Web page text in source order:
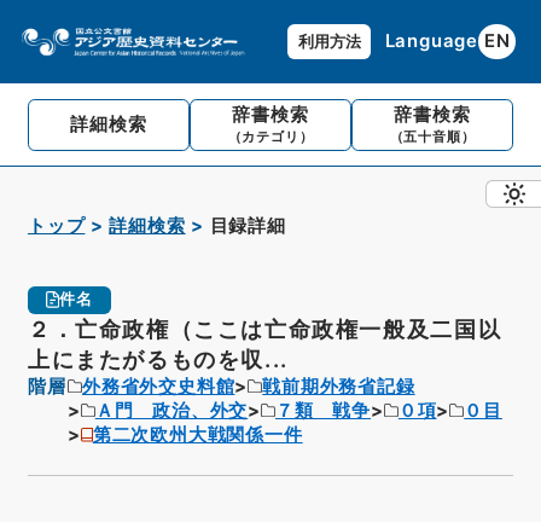
利用方法 Language EN
詳細検索 辞書検索
（カテゴリ）
辞書検索
（五十音順）
トップ 詳細検索 目録詳細
件名
２．亡命政権（ここは亡命政権一般及二国以
上にまたがるものを収...
階層 外務省外交史料館
戦前期外務省記録
Ａ門 政治、外交
７類 戦争 ０項
０目
第二次欧州大戦関係一件